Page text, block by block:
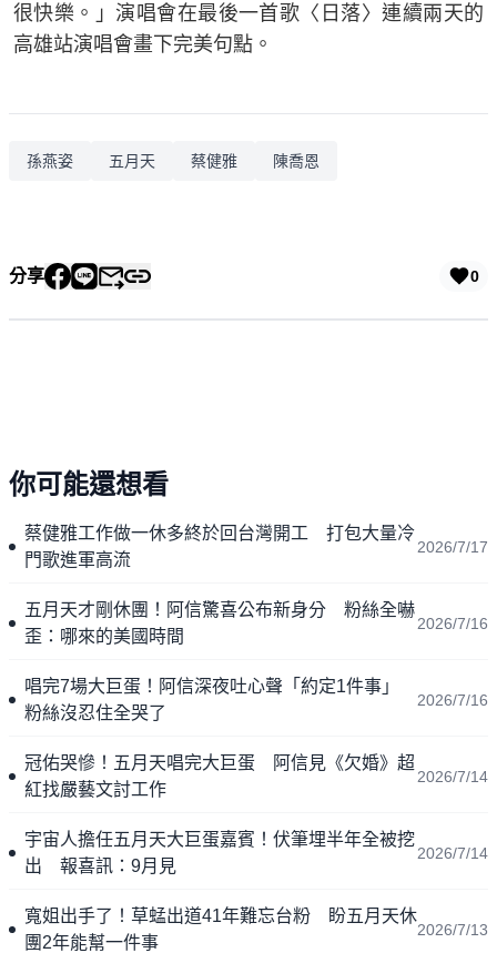
很快樂。」演唱會在最後一首歌〈日落〉連續兩天的
高雄站演唱會畫下完美句點。
孫燕姿 五月天 蔡健雅 陳喬恩
分享 0
你可能還想看
蔡健雅工作做一休多終於回台灣開工 打包大量冷
門歌進軍高流
2026/7/17
五月天才剛休團！阿信驚喜公布新身分 粉絲全嚇
歪：哪來的美國時間
2026/7/16
唱完7場大巨蛋！阿信深夜吐心聲「約定1件事」
粉絲沒忍住全哭了
2026/7/16
冠佑哭慘！五月天唱完大巨蛋 阿信見《欠婚》超
紅找嚴藝文討工作
2026/7/14
宇宙人擔任五月天大巨蛋嘉賓！伏筆埋半年全被挖
出 報喜訊：9月見
2026/7/14
寬姐出手了！草蜢出道41年難忘台粉 盼五月天休
團2年能幫一件事
2026/7/13